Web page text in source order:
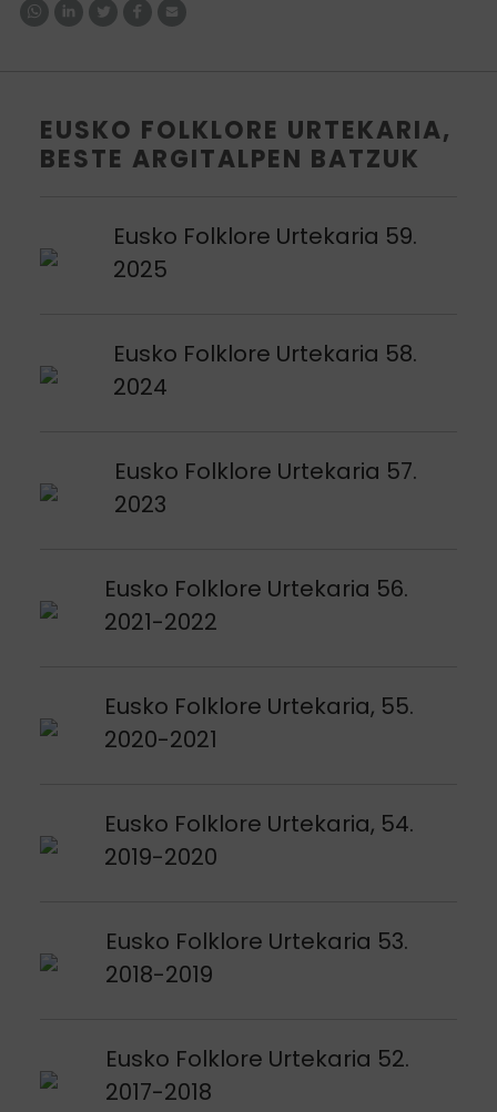
EUSKO FOLKLORE URTEKARIA,
BESTE ARGITALPEN BATZUK
Eusko Folklore Urtekaria 59.
2025
Argitalpena ikusi
Eusko Folklore Urtekaria 58.
2024
Argitalpena ikusi
Eusko Folklore Urtekaria 57.
2023
Argitalpena ikusi
Eusko Folklore Urtekaria 56.
2021-2022
Argitalpena ikusi
Eusko Folklore Urtekaria, 55.
2020-2021
Argitalpena ikusi
Eusko Folklore Urtekaria, 54.
2019-2020
Argitalpena ikusi
Eusko Folklore Urtekaria 53.
2018-2019
Argitalpena ikusi
Eusko Folklore Urtekaria 52.
2017-2018
Argitalpena ikusi